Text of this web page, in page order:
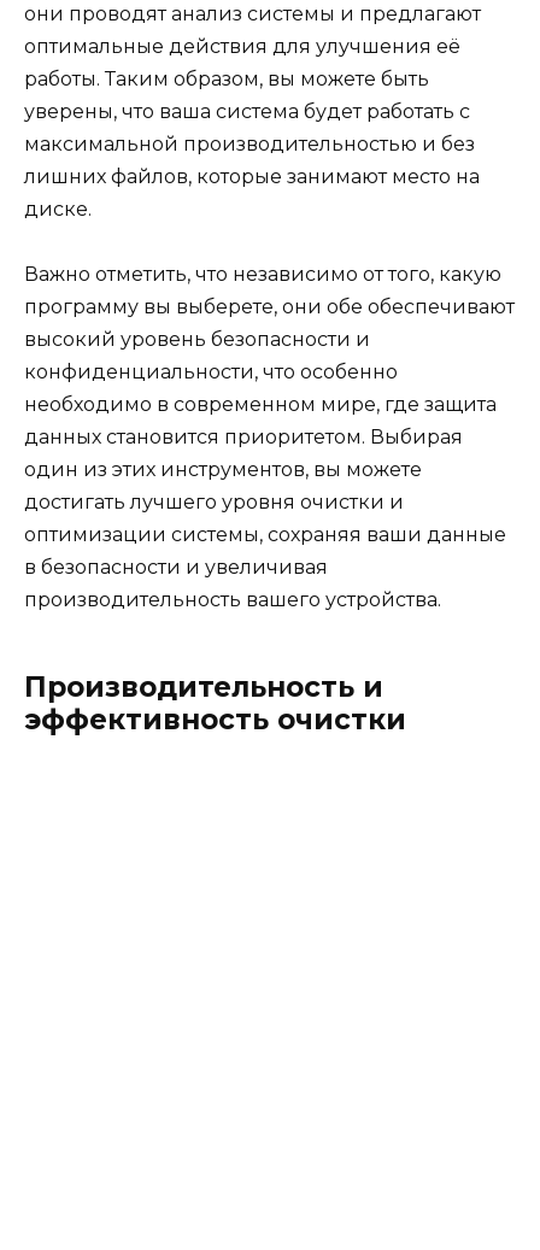
они проводят анализ системы и предлагают
оптимальные действия для улучшения её
работы. Таким образом, вы можете быть
уверены, что ваша система будет работать с
максимальной производительностью и без
лишних файлов, которые занимают место на
диске.
Важно отметить, что независимо от того, какую
программу вы выберете, они обе обеспечивают
высокий уровень безопасности и
конфиденциальности, что особенно
необходимо в современном мире, где защита
данных становится приоритетом. Выбирая
один из этих инструментов, вы можете
достигать лучшего уровня очистки и
оптимизации системы, сохраняя ваши данные
в безопасности и увеличивая
производительность вашего устройства.
Производительность и
эффективность очистки